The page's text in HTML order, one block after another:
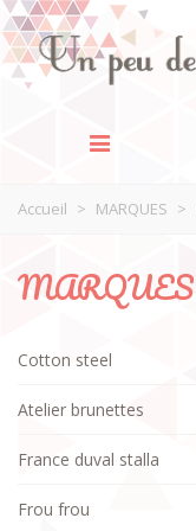
Accueil > MARQUES >
MARQUES
Cotton steel
Atelier brunettes
France duval stalla
Frou frou